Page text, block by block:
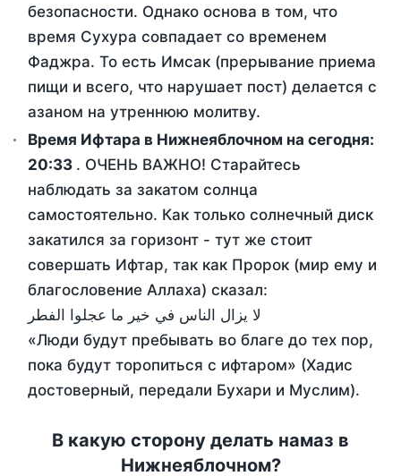
безопасности. Однако основа в том, что
время Сухура совпадает со временем
Фаджра. То есть Имсак (прерывание приема
пищи и всего, что нарушает пост) делается с
азаном на утреннюю молитву.
Время Ифтара в Нижнеяблочном на сегодня:
20:33 . ОЧЕНЬ ВАЖНО! Старайтесь
наблюдать за закатом солнца
самостоятельно. Как только солнечный диск
закатился за горизонт - тут же стоит
совершать Ифтар, так как Пророк (мир ему и
благословение Аллаха) сказал:
لا يزال الناس في خير ما عجلوا الفطر
«Люди будут пребывать во благе до тех пор,
пока будут торопиться с ифтаром» (Хадис
достоверный, передали Бухари и Муслим).
В какую сторону делать намаз в
Нижнеяблочном?